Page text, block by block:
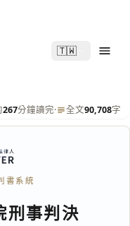
🇹🇼
267分鐘讀完· 全文90,708字
書系統
刑事判決